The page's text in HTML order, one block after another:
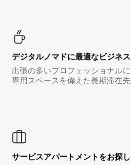
デジタルノマド⁠に最⁠適⁠なビ⁠ジ⁠ネ⁠
出張の多いプロフェッショナル
専用スペースを備えた長期滞在先
サービスアパートメントをお探